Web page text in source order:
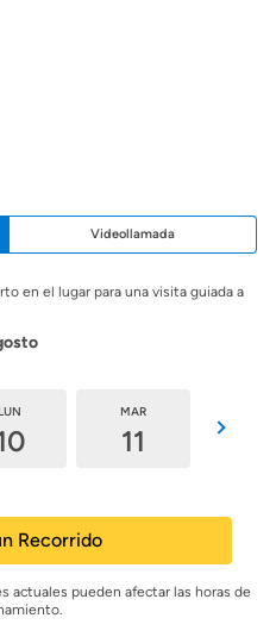
Videollamada
en el lugar para una visita guiada a
MAR
11
Recorrido
actuales pueden afectar las horas de